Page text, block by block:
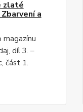
zlaté
a
díl 3. –
část 1.